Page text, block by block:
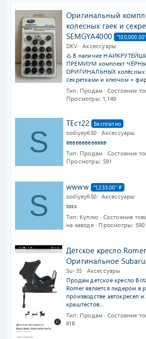
Оригинальный
колесных гаек и
SEMGYA4000
DKV
Аксессуары
♨️ В наличие
ПРЕМИУМ комплект
ОРИГИНАЛЬНЫХ колёсных
секретками и ключом +
Тип Продам Состояние
Просмотры 1,149
S
ТЕст22 Бесплатно
sodiyey650
Аксессуары
ввввввввввввв
Тип Продам Состояние
Просмотры 591
S
wwww "1,233.00" ₽
sodiyey650
Аксессуары
ssss
Тип Куплю Состояние
на заводе
Просмотры 590
Детское кресло
Оригинальное Subaru.
Su-35
Аксессуары
Продам детское кресло
Romer является лидером в
производстве автокресел
краштестов...
Тип Продам Состояние
618